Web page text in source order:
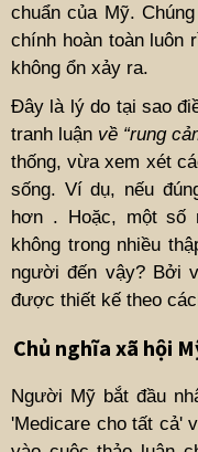
chuẩn của Mỹ.
chính hoàn toàn luôn
không ổn xảy ra.
Đây là lý do tại sao
tranh luận về “rung
thống, vừa xem xét
sống. Ví dụ, nếu
hơn . Hoặc, một số
không trong nhiều
người đến vậy? Bởi
được thiết kế theo
Chủ nghĩa xã hội
Người Mỹ bắt đầu
'Medicare cho tất cả'